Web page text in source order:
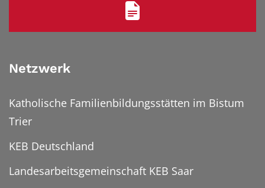
Netzwerk
Katholische Familienbildungsstätten im Bistum
Trier
KEB Deutschland
Landesarbeitsgemeinschaft KEB Saar